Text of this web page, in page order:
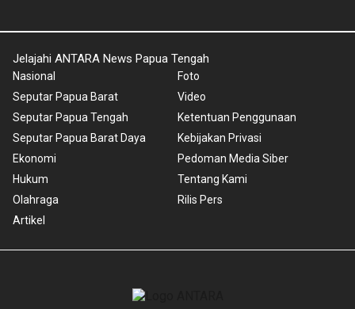
Jelajahi ANTARA News Papua Tengah
Nasional
Seputar Papua Barat
Seputar Papua Tengah
Seputar Papua Barat Daya
Ekonomi
Hukum
Olahraga
Artikel
Foto
Video
Ketentuan Penggunaan
Kebijakan Privasi
Pedoman Media Siber
Tentang Kami
Rilis Pers